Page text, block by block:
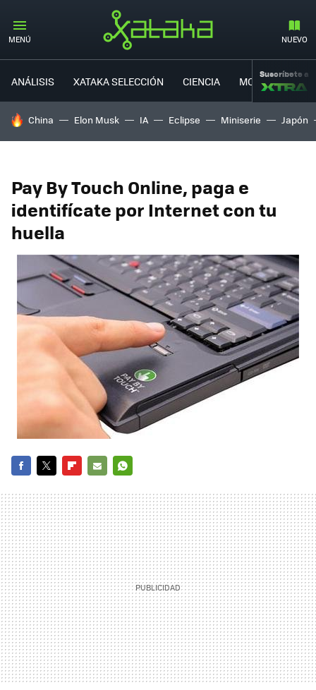
MENÚ NUEVO
ANÁLISIS XATAKA SELECCIÓN CIENCIA MOVILIDAD
Suscríbete a
HOY SE HABLA DE
China Elon Musk IA Eclipse Miniserie Japón
Pay By Touch Online, paga e
identifícate por Internet con tu
huella
MAIL